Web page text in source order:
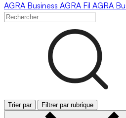
AGRA Business AGRA Fil AGRA
Trier par Filtrer par rubrique